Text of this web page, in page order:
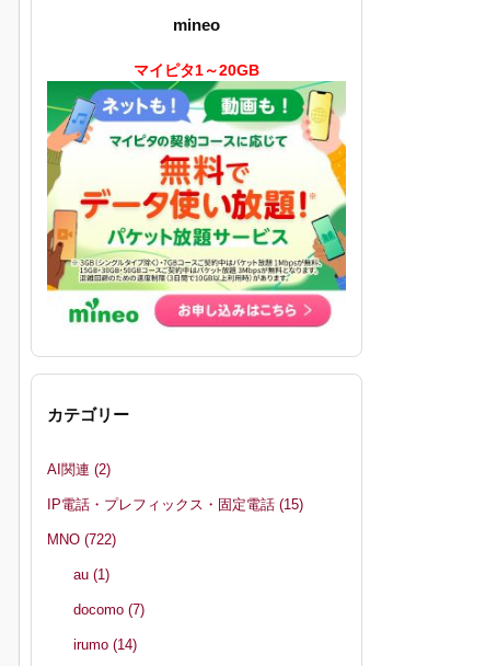
mineo
マイピタ1～20GB
カテゴリー
AI関連 (2)
IP電話・プレフィックス・固定電話 (15)
MNO (722)
au(1)
docomo(7)
irumo(14)